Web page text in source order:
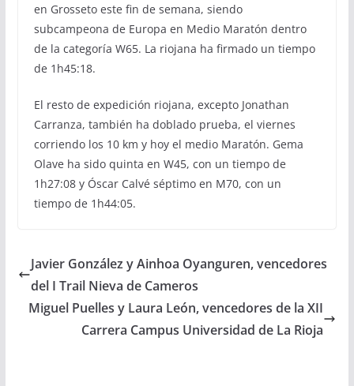
en Grosseto este fin de semana, siendo
subcampeona de Europa en Medio Maratón dentro
de la categoría W65. La riojana ha firmado un tiempo
de 1h45:18.
El resto de expedición riojana, excepto Jonathan
Carranza, también ha doblado prueba, el viernes
corriendo los 10 km y hoy el medio Maratón. Gema
Olave ha sido quinta en W45, con un tiempo de
1h27:08 y Óscar Calvé séptimo en M70, con un
tiempo de 1h44:05.
Javier González y Ainhoa Oyanguren, vencedores
del I Trail Nieva de Cameros
Miguel Puelles y Laura León, vencedores de la XII
Carrera Campus Universidad de La Rioja